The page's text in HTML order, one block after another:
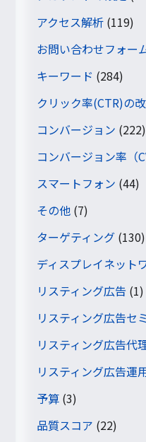
アクセス解析 (119)
お問い合わせフォー
キーワード (284)
クリック率(CTR)の
コンバージョン (222)
コンバージョン率（
スマートフォン (44)
その他 (7)
ターゲティング (130)
ディスプレイネット
リスティング広告 (1)
リスティング広告セ
リスティング広告代
リスティング広告運
予算 (3)
品質スコア (22)